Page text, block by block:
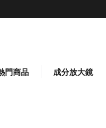
門商品 成分放大鏡